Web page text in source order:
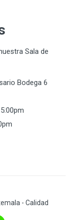
Sala de
Bodega 6
- Calidad